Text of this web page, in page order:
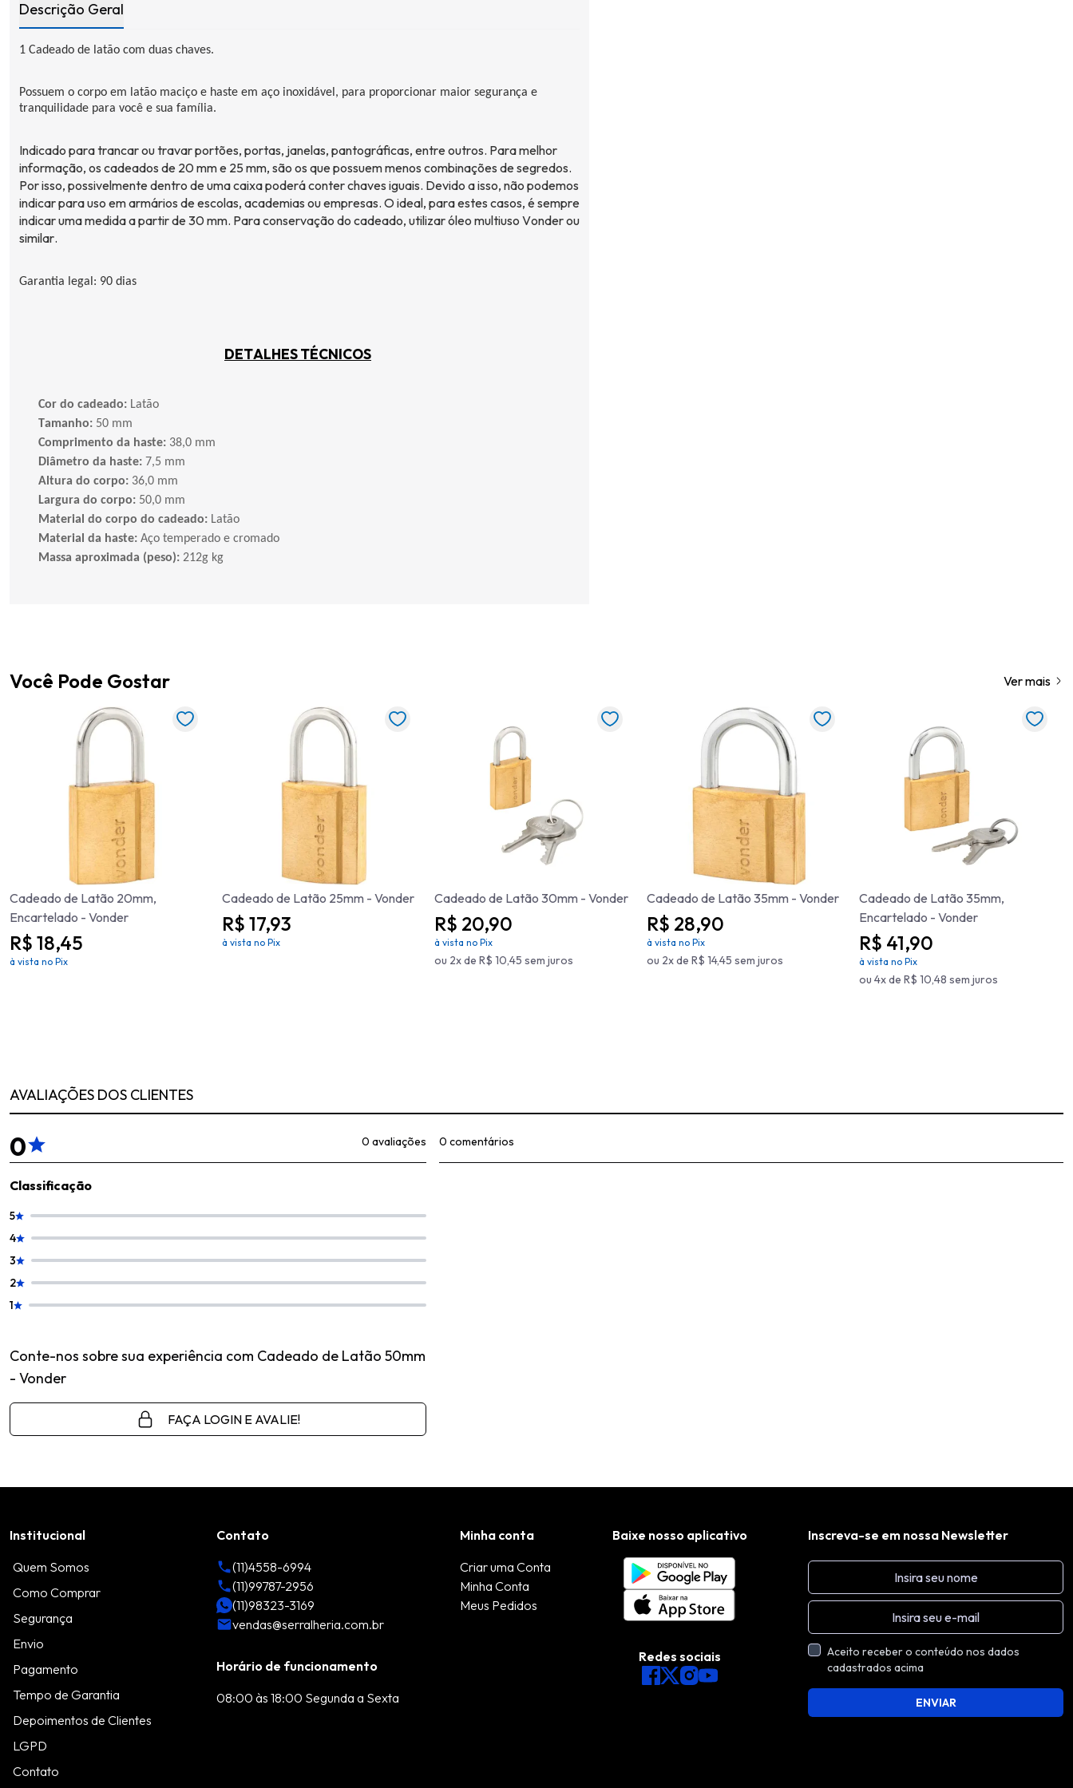
Descrição Geral
1 Cadeado de latão com duas chaves.
Possuem o corpo em latão maciço e haste em aço inoxidável, para proporcionar maior segurança e
tranquilidade para você e sua família.
Indicado para trancar ou travar portões, portas, janelas, pantográficas, entre outros. Para melhor
informação, os cadeados de 20 mm e 25 mm, são os que possuem menos combinações de segredos.
Por isso, possivelmente dentro de uma caixa poderá conter chaves iguais. Devido a isso, não podemos
indicar para uso em armários de escolas, academias ou empresas. O ideal, para estes casos, é sempre
indicar uma medida a partir de 30 mm. Para conservação do cadeado, utilizar óleo multiuso Vonderou
similar.
Garantia legal: 90 dias
DETALHES TÉCNICOS
Cor do cadeado: Latão
Tamanho: 50 mm
Comprimento da haste: 38,0 mm
Diâmetro da haste: 7,5 mm
Altura do corpo: 36,0 mm
Largura do corpo: 50,0 mm
Material do corpo do cadeado: Latão
Material da haste: Aço temperado e cromado
Massa aproximada (peso): 212g kg
Você Pode Gostar Ver mais
Cadeado de Latão 20mm,
Encartelado - Vonder
R$ 18,45
à vista no Pix
Cadeado de Latão 25mm - Vonder
R$ 17,93
à vista no Pix
Cadeado de Latão 30mm - Vonder
R$ 20,90
à vista no Pix
ou 2x de R$ 10,45 sem juros
Cadeado de Latão 35mm - Vonder
R$ 28,90
à vista no Pix
ou 2x de R$ 14,45 sem juros
Cadeado de Latão 35mm,
Encartelado - Vonder
R$ 41,90
à vista no Pix
ou 4x de R$ 10,48 sem juros
AVALIAÇÕES DOS CLIENTES
0 0 avaliações
Classificação
5
4
3
2
1
Conte-nos sobre sua experiência com Cadeado de Latão 50mm
- Vonder
FAÇA LOGIN E AVALIE!
0 comentários
Institucional
Quem Somos
Como Comprar
Segurança
Envio
Pagamento
Tempo de Garantia
Depoimentos de Clientes
LGPD
Contato
Contato
(11)4558-6994
(11)99787-2956
(11)98323-3169
vendas@serralheria.com.br
Horário de funcionamento
08:00 às 18:00 Segunda a Sexta
Minha conta
Criar uma Conta
Minha Conta
Meus Pedidos
Baixe nosso aplicativo
Redes sociais
Inscreva-se em nossa Newsletter
Aceito receber o conteúdo nos dados
cadastrados acima
ENVIAR